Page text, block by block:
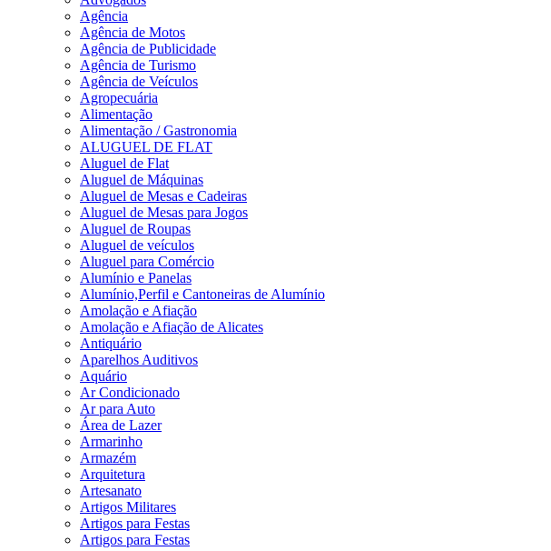
Agência
Agência de Motos
Agência de Publicidade
Agência de Turismo
Agência de Veículos
Agropecuária
Alimentação
Alimentação / Gastronomia
ALUGUEL DE FLAT
Aluguel de Flat
Aluguel de Máquinas
Aluguel de Mesas e Cadeiras
Aluguel de Mesas para Jogos
Aluguel de Roupas
Aluguel de veículos
Aluguel para Comércio
Alumínio e Panelas
Alumínio,Perfil e Cantoneiras de Alumínio
Amolação e Afiação
Amolação e Afiação de Alicates
Antiquário
Aparelhos Auditivos
Aquário
Ar Condicionado
Ar para Auto
Área de Lazer
Armarinho
Armazém
Arquitetura
Artesanato
Artigos Militares
Artigos para Festas
Artigos para Festas